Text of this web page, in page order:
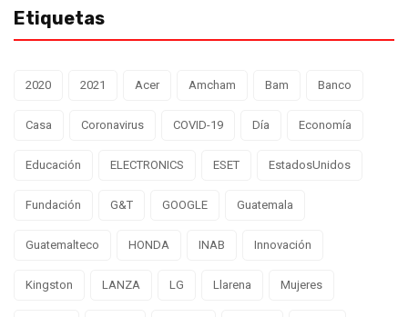
Etiquetas
2020 2021 Acer Amcham Bam Banco
Casa Coronavirus COVID-19 Día Economía
Educación ELECTRONICS ESET EstadosUnidos
Fundación G&T GOOGLE Guatemala
Guatemalteco HONDA INAB Innovación
Kingston LANZA LG Llarena Mujeres